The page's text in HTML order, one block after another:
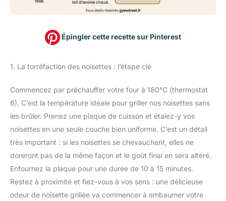
Épingler cette recette sur Pinterest
1. La torréfaction des noisettes : l’étape clé
Commencez par préchauffer votre four à 180°C (thermostat
6). C’est la température idéale pour griller nos noisettes sans
les brûler. Prenez une plaque de cuisson et étalez-y vos
noisettes en une seule couche bien uniforme. C’est un détail
très important : si les noisettes se chevauchent, elles ne
doreront pas de la même façon et le goût final en sera altéré.
Enfournez la plaque pour une durée de 10 à 15 minutes.
Restez à proximité et fiez-vous à vos sens : une délicieuse
odeur de noisette grillée va commencer à embaumer votre